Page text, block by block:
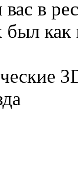
вас в
был